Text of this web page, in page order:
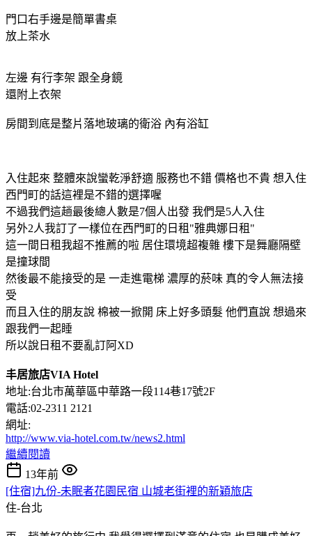
門口右手邊是簡單書桌
放上茶水
左邊 有行李架 跟全身鏡
還附上衣架
房間到底是整片落地玻璃的衛浴 內有浴缸
入住起來 整體來說蠻乾淨舒適 服務也不錯 價格也不貴 想入住
西門町的話這裡是不錯的選擇喔
不過我們這趟最後總人數是7個人出發 我們是5人入住
另外2人我訂了一樣位在西門町的日租"雅典娜日租"
這一間日租我超不推薦的啦 居住環境超複雜 樓下是舞廳隔壁
是撞球間
然後最不能接受的是 一走進電梯 濃厚的菸味 真的令人無法接
受
而且入住的朋友說 棉被一掀開 床上好多頭髮 他們直說 想過來
跟我們一起睡
所以說日租不要亂訂阿XD
丰居旅店VIA Hotel
地址:台北市萬華區中華路一段114巷17號2F
電話:02-2311 2121
網址:
http://www.via-hotel.com.tw/news2.html
繼續閱讀
13年前
[住宿]九份-未眠者花園民宿 山城老街裡的新穎旅店
住-台北